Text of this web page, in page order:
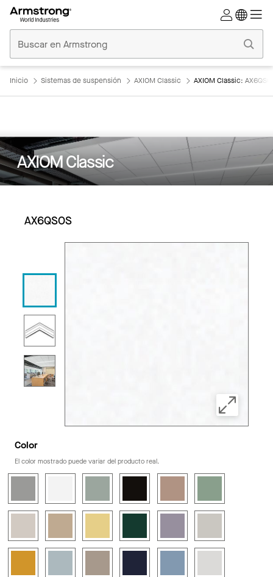
Comerciales
Inicio
Inicio Sistemas de suspensión AXIOM Classic AXIOM Classic:
AXIOM Classic
AX6QSOS
Color
El color mostrado puede variar del producto real.